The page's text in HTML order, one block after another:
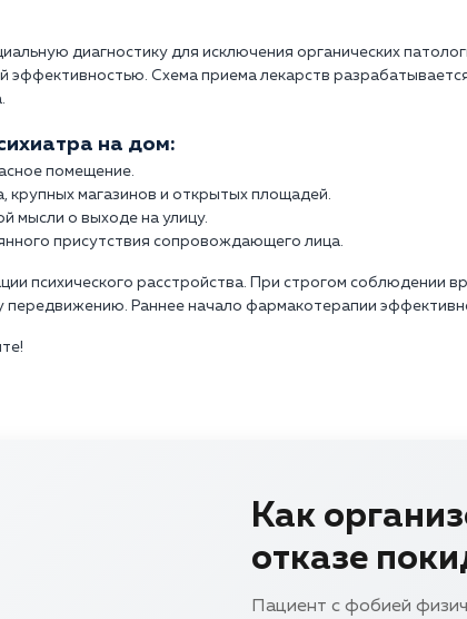
диагностику для исключения органических
эффективностью. Схема приема лекарств
на дом:
помещение.
крупных магазинов и открытых площадей.
мысли о выходе на улицу.
присутствия сопровождающего лица.
психического расстройства. При строгом соблюдении
передвижению. Раннее начало фармакотерапии
Как
отказе
Пациент с фобией